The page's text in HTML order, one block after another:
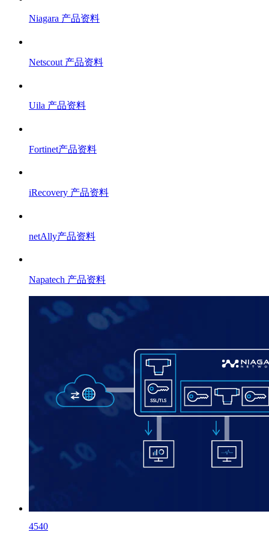
Niagara 产品资料
Netscout 产品资料
Uila 产品资料
Fortinet产品资料
iRecovery 产品资料
netAlly产品资料
Napatech 产品资料
4540